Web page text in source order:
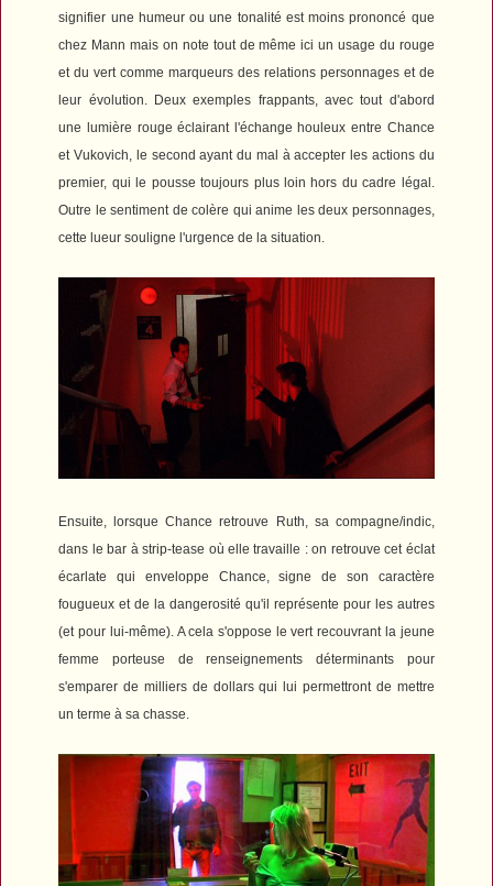
signifier une humeur ou une tonalité est moins prononcé que
chez Mann mais on note tout de même ici un usage du rouge
et du vert comme marqueurs des relations personnages et de
leur évolution. Deux exemples frappants, avec tout d'abord
une lumière rouge éclairant l'échange houleux entre Chance
et Vukovich, le second ayant du mal à accepter les actions du
premier, qui le pousse toujours plus loin hors du cadre légal.
Outre le sentiment de colère qui anime les deux personnages,
cette lueur souligne l'urgence de la situation.
Ensuite, lorsque Chance retrouve Ruth, sa compagne/indic,
dans le bar à strip-tease où elle travaille : on retrouve cet éclat
écarlate qui enveloppe Chance, signe de son caractère
fougueux et de la dangerosité qu'il représente pour les autres
(et pour lui-même). A cela s'oppose le vert recouvrant la jeune
femme porteuse de renseignements déterminants pour
s'emparer de milliers de dollars qui lui permettront de mettre
un terme à sa chasse.